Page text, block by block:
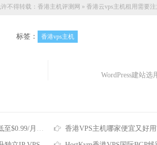
不得转载： 香港主机评测网 » 香港云vps主机租用需要
标签： 香港vps主机
WordPress建站
务器仅$19.9/年 香港VPS主机哪家便宜又好用